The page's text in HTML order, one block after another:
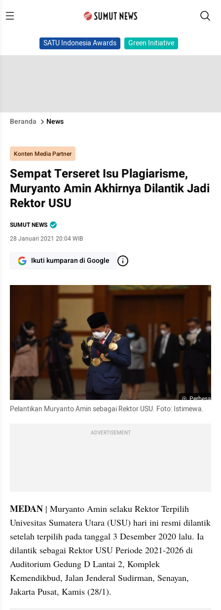
SATU Indonesia Awards Green Initiative
Beranda News
Konten Media Partner
Sempat Terseret Isu Plagiarisme,
Muryanto Amin Akhirnya Dilantik Jadi
Rektor USU
SUMUT NEWS
28 Januari 2021 20:04 WIB
Ikuti kumparan di Google
Perbesar
Pelantikan Muryanto Amin sebagai Rektor USU. Foto: Istimewa.
ADVERTISEMENT
MEDAN | Muryanto Amin selaku Rektor Terpilih
Univesitas Sumatera Utara (USU) hari ini resmi dilantik
setelah terpilih pada tanggal 3 Desember 2020 lalu. Ia
dilantik sebagai Rektor USU Periode 2021-2026 di
Auditorium Gedung D Lantai 2, Komplek
Kemendikbud, Jalan Jenderal Sudirman, Senayan,
Jakarta Pusat, Kamis (28/1).